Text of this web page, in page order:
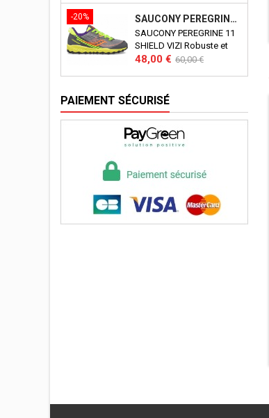
base
-20% SAUCONY PEREGRINE 11 SHIELD VIZI J
SAUCONY PEREGRINE 11
SHIELD VIZI Robuste et
polyvalente, la Peregrine
Imperméable, elle saura
accompagner votre enfant
dans tous ses périples !
Prix
48,00 € Prix
60,00 €
PAIEMENT SÉCURISÉ